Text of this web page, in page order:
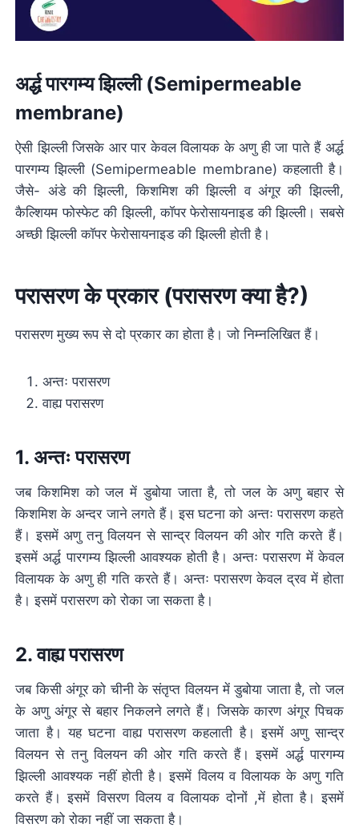
अर्द्ध पारगम्य झिल्ली (Semipermeable
membrane)
ऐसी झिल्ली जिसके आर पार केवल विलायक के अणु ही जा पाते हैं अर्द्ध
पारगम्य झिल्ली (Semipermeable membrane) कहलाती है।
जैसे- अंडे की झिल्ली, किशमिश की झिल्ली व अंगूर की झिल्ली,
कैल्शियम फोस्फेट की झिल्ली, कॉपर फेरोसायनाइड की झिल्ली। सबसे
अच्छी झिल्ली कॉपर फेरोसायनाइड की झिल्ली होती है।
परासरण के प्रकार (परासरण क्या है?)
परासरण मुख्य रूप से दो प्रकार का होता है। जो निम्नलिखित हैं।
अन्तः परासरण
वाह्य परासरण
1. अन्तः परासरण
जब किशमिश को जल में डुबोया जाता है, तो जल के अणु बहार से
किशमिश के अन्दर जाने लगते हैं। इस घटना को अन्तः परासरण कहते
हैं। इसमें अणु तनु विलयन से सान्द्र विलयन की ओर गति करते हैं।
इसमें अर्द्ध पारगम्य झिल्ली आवश्यक होती है। अन्तः परासरण में केवल
विलायक के अणु ही गति करते हैं। अन्तः परासरण केवल द्रव में होता
है। इसमें परासरण को रोका जा सकता है।
2. वाह्य परासरण
जब किसी अंगूर को चीनी के संतृप्त विलयन में डुबोया जाता है, तो जल
के अणु अंगूर से बहार निकलने लगते हैं। जिसके कारण अंगूर पिचक
जाता है। यह घटना वाह्य परासरण कहलाती है। इसमें अणु सान्द्र
विलयन से तनु विलयन की ओर गति करते हैं। इसमें अर्द्ध पारगम्य
झिल्ली आवश्यक नहीं होती है। इसमें विलय व विलायक के अणु गति
करते हैं। इसमें विसरण विलय व विलायक दोनों ,में होता है। इसमें
विसरण को रोका नहीं जा सकता है।